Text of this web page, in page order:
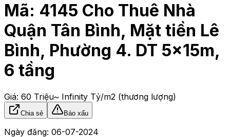
Mã: 4145 Cho Thuê Nhà
Quận Tân Bình, Mặt tiền Lê
Bình, Phường 4. DT 5x15m,
6 tầng
Giá: 60 Triệu~ Infinity Tỷ/m2 (thương lượng)
Chia sẻ Báo xấu
Ngày đăng: 06-07-2024